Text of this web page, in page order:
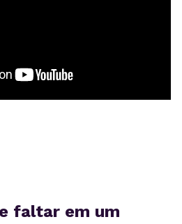
faltar em um